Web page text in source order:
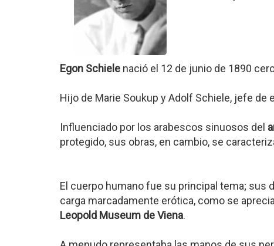
Egon Schiele nació el 12 de junio de 1890
Hijo de Marie Soukup y Adolf Schiele, jefe
Influenciado por los arabescos sinuosos del
protegido, sus obras, en cambio, se
El cuerpo humano fue su principal tema;
carga marcadamente erótica, como se
Leopold Museum de Viena.